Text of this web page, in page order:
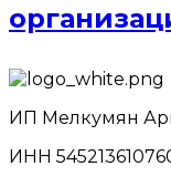
ИП Мелкумян
ИНН